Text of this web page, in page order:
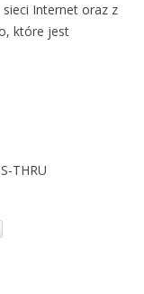
Internet oraz z
które jest